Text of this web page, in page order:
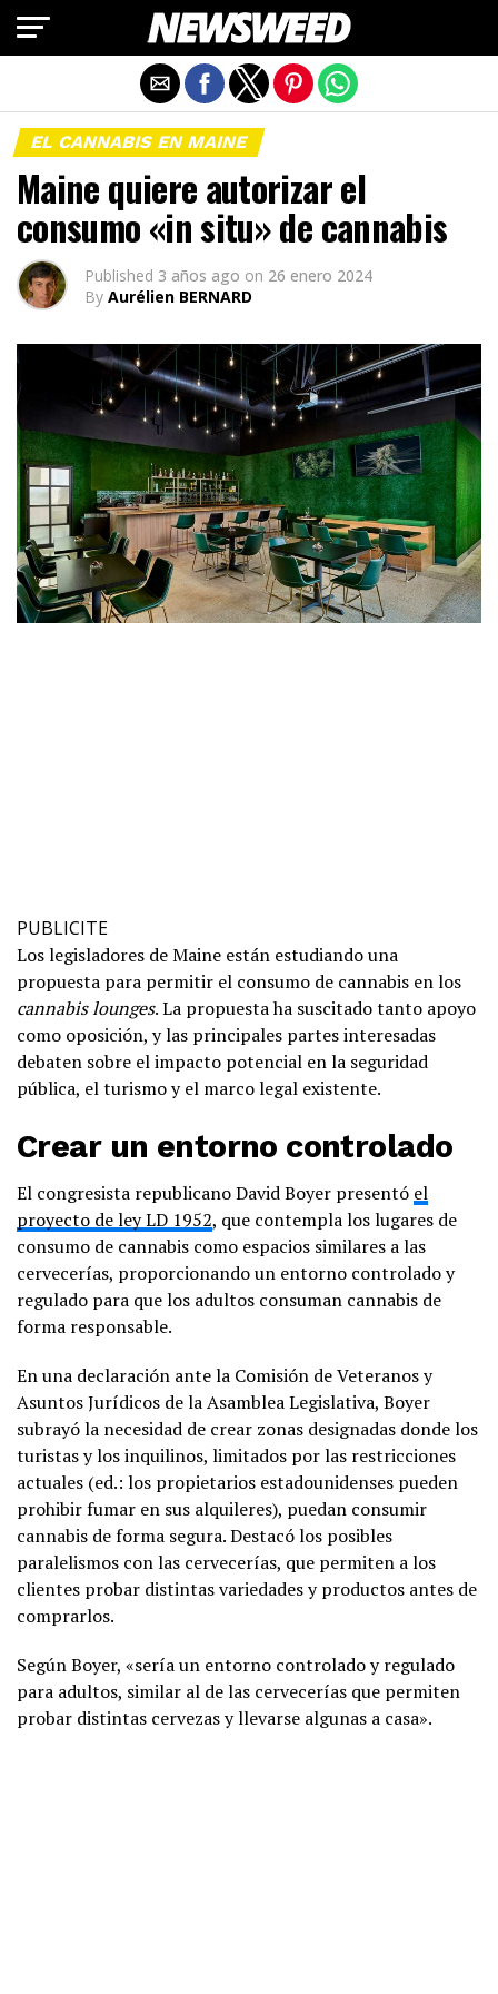
EL CANNABIS EN MAINE
Maine quiere autorizar el
consumo «in situ» de cannabis
Published 3 años ago on 26 enero 2024
By Aurélien BERNARD
PUBLICITE
Los legisladores de Maine están estudiando una
propuesta para permitir el consumo de cannabis en los
cannabis lounges. La propuesta ha suscitado tanto apoyo
como oposición, y las principales partes interesadas
debaten sobre el impacto potencial en la seguridad
pública, el turismo y el marco legal existente.
Crear un entorno controlado
El congresista republicano David Boyer presentó el
proyecto de ley LD 1952, que contempla los lugares de
consumo de cannabis como espacios similares a las
cervecerías, proporcionando un entorno controlado y
regulado para que los adultos consuman cannabis de
forma responsable.
En una declaración ante la Comisión de Veteranos y
Asuntos Jurídicos de la Asamblea Legislativa, Boyer
subrayó la necesidad de crear zonas designadas donde los
turistas y los inquilinos, limitados por las restricciones
actuales (ed.: los propietarios estadounidenses pueden
prohibir fumar en sus alquileres), puedan consumir
cannabis de forma segura. Destacó los posibles
paralelismos con las cervecerías, que permiten a los
clientes probar distintas variedades y productos antes de
comprarlos.
Según Boyer, «sería un entorno controlado y regulado
para adultos, similar al de las cervecerías que permiten
probar distintas cervezas y llevarse algunas a casa».
Salir de la versión móvil